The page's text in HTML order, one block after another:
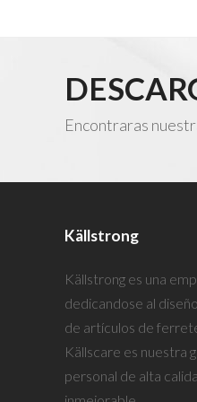
Encontraras
Källstrong
Källstrong es una
dedicandose al
de artículos de
Källscare es nuestra
personal de alta